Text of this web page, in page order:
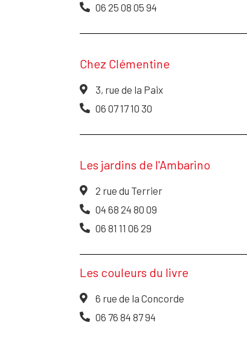
06 25 08 05 94
Chez Clémentine
3, rue de la Paix
06 07 17 10 30
Les jardins de l'Ambarino
2 rue du Terrier
04 68 24 80 09
06 81 11 06 29
Les couleurs du livre
6 rue de la Concorde
06 76 84 87 94